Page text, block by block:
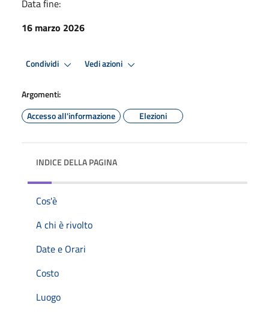
Data fine:
16 marzo 2026
Condividi Vedi azioni
Argomenti:
Accesso all'informazione
Elezioni
INDICE DELLA PAGINA
Cos'è
A chi è rivolto
Date e Orari
Costo
Luogo